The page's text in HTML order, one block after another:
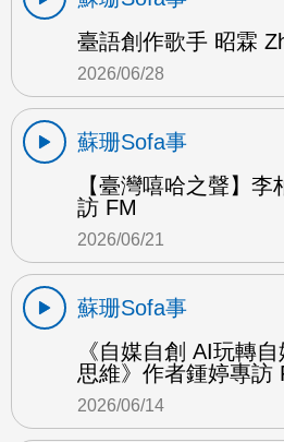
臺語創作歌手 昭霖
2026/06/28
蘇珊Sofa事
【臺灣嘻哈之聲】
訪 FM
2026/06/21
蘇珊Sofa事
《自媒自創 AI玩轉
思維》作者鍾婷專訪
2026/06/14